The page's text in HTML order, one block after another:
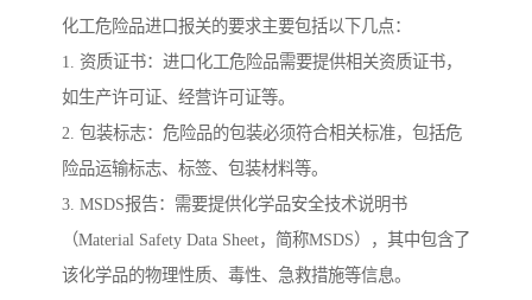
化工危险品进口报关的要求主要包括以下几点：
1. 资质证书：进口化工危险品需要提供相关资质证书，
如生产许可证、经营许可证等。
2. 包装标志：危险品的包装必须符合相关标准，包括危
险品运输标志、标签、包装材料等。
3. MSDS报告：需要提供化学品安全技术说明书
（Material Safety Data Sheet，简称MSDS），其中包含了
该化学品的物理性质、毒性、急救措施等信息。